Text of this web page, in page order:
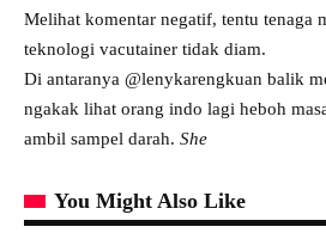
Melihat komentar negatif, tentu tenaga
teknologi vacutainer tidak diam.
Di antaranya @lenykarengkuan balik
ngakak lihat orang indo lagi heboh
ambil sampel darah. She
You Might Also Like